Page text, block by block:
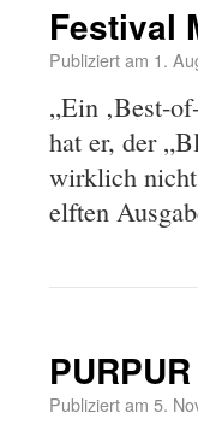
Festival
Publiziert am 1.
„Ein ‚Best-
hat er, der
wirklich nicht
elften
Publiziert am 5.